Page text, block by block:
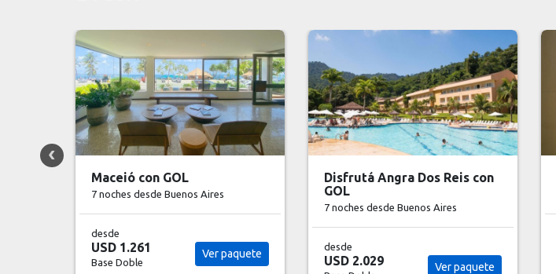
Disfrutá Angra Dos Reis con
GOL
desde
USD 2.029 Ver paquete
Viví Salvador con SKY
7 noches
USD 1.242
Base Doble
Ver paquete